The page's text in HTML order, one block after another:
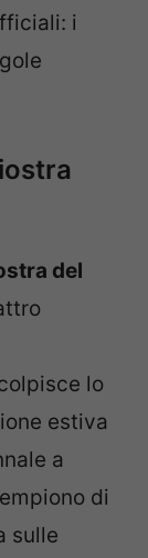
i
del
lo
estiva
a
di
sulle